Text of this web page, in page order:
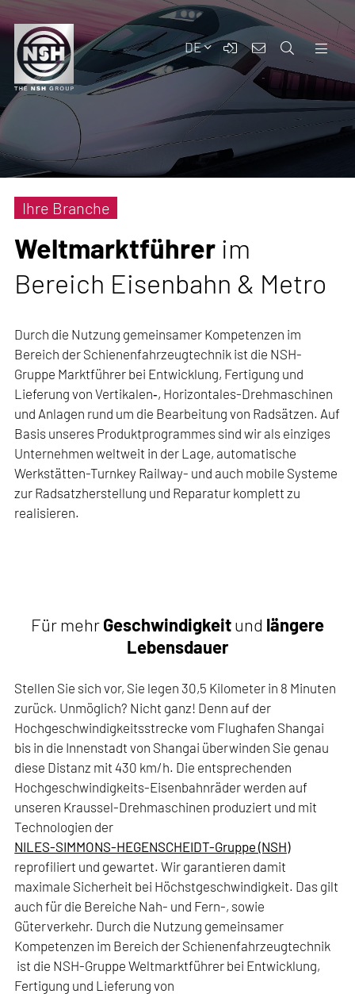
DE
Ihre Branche
Weltmarktführer im
Bereich Eisenbahn & Metro
Durch die Nutzung gemeinsamer Kompetenzen im
Bereich der Schienenfahrzeugtechnik ist die NSH-
Gruppe Marktführer bei Entwicklung, Fertigung und
Lieferung von Vertikalen‑, Horizontales-Drehmaschinen
und Anlagen rund um die Bearbeitung von Radsätzen. Auf
Basis unseres Produktprogrammes sind wir als einziges
Unternehmen weltweit in der Lage, automatische
Werkstätten-Turnkey Railway- und auch mobile Systeme
zur Radsatzherstellung und Reparatur komplett zu
realisieren.
Für mehrGeschwindigkeitund längere
Lebensdauer
Stellen Sie sich vor, Sie legen 30,5 Kilometer in 8 Minuten
zurück. Unmöglich? Nicht ganz! Denn auf der
Hochgeschwindigkeitsstrecke vom Flughafen Shangai
bis in die Innenstadt von Shangai überwinden Sie genau
diese Distanz mit 430 km/h. Die entsprechenden
Hochgeschwindigkeits-Eisenbahnräder werden auf
unseren Kraussel-Drehmaschinen produziert und mit
Technologien der
NILES-SIMMONS-HEGENSCHEIDT-Gruppe (NSH)
reprofiliert und gewartet. Wir garantieren damit
maximale Sicherheit bei Höchstgeschwindigkeit. Das gilt
auch für die Bereiche Nah- und Fern-, sowie
Güterverkehr. Durch die Nutzung gemeinsamer
Kompetenzen im Bereich der Schienenfahrzeugtechnik
ist die NSH-Gruppe Weltmarktführer bei Entwicklung,
Fertigung und Lieferung von